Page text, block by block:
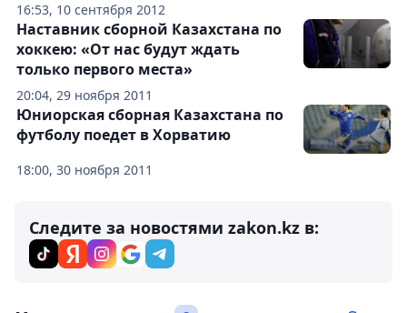
16:53, 10 сентября 2012
20:04, 29 ноября 2011
Наставник сборной Казахстана по
хоккею: «От нас будут ждать
только первого места»
18:00, 30 ноября 2011
Юниорская сборная Казахстана по
футболу поедет в Хорватию
Следите за новостями zakon.kz в: